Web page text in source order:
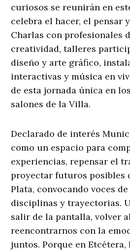
curiosos se reunirán en
celebra el hacer, el pensar
Charlas con profesionales
creatividad, talleres
diseño y arte gráfico,
interactivas y música en
de esta jornada única en
salones de la Villa.
Declarado de interés
como un espacio para
experiencias, repensar el
proyectar futuros posibles
Plata, convocando voces
disciplinas y trayectorias.
salir de la pantalla, volver
reencontrarnos con la
juntos. Porque en